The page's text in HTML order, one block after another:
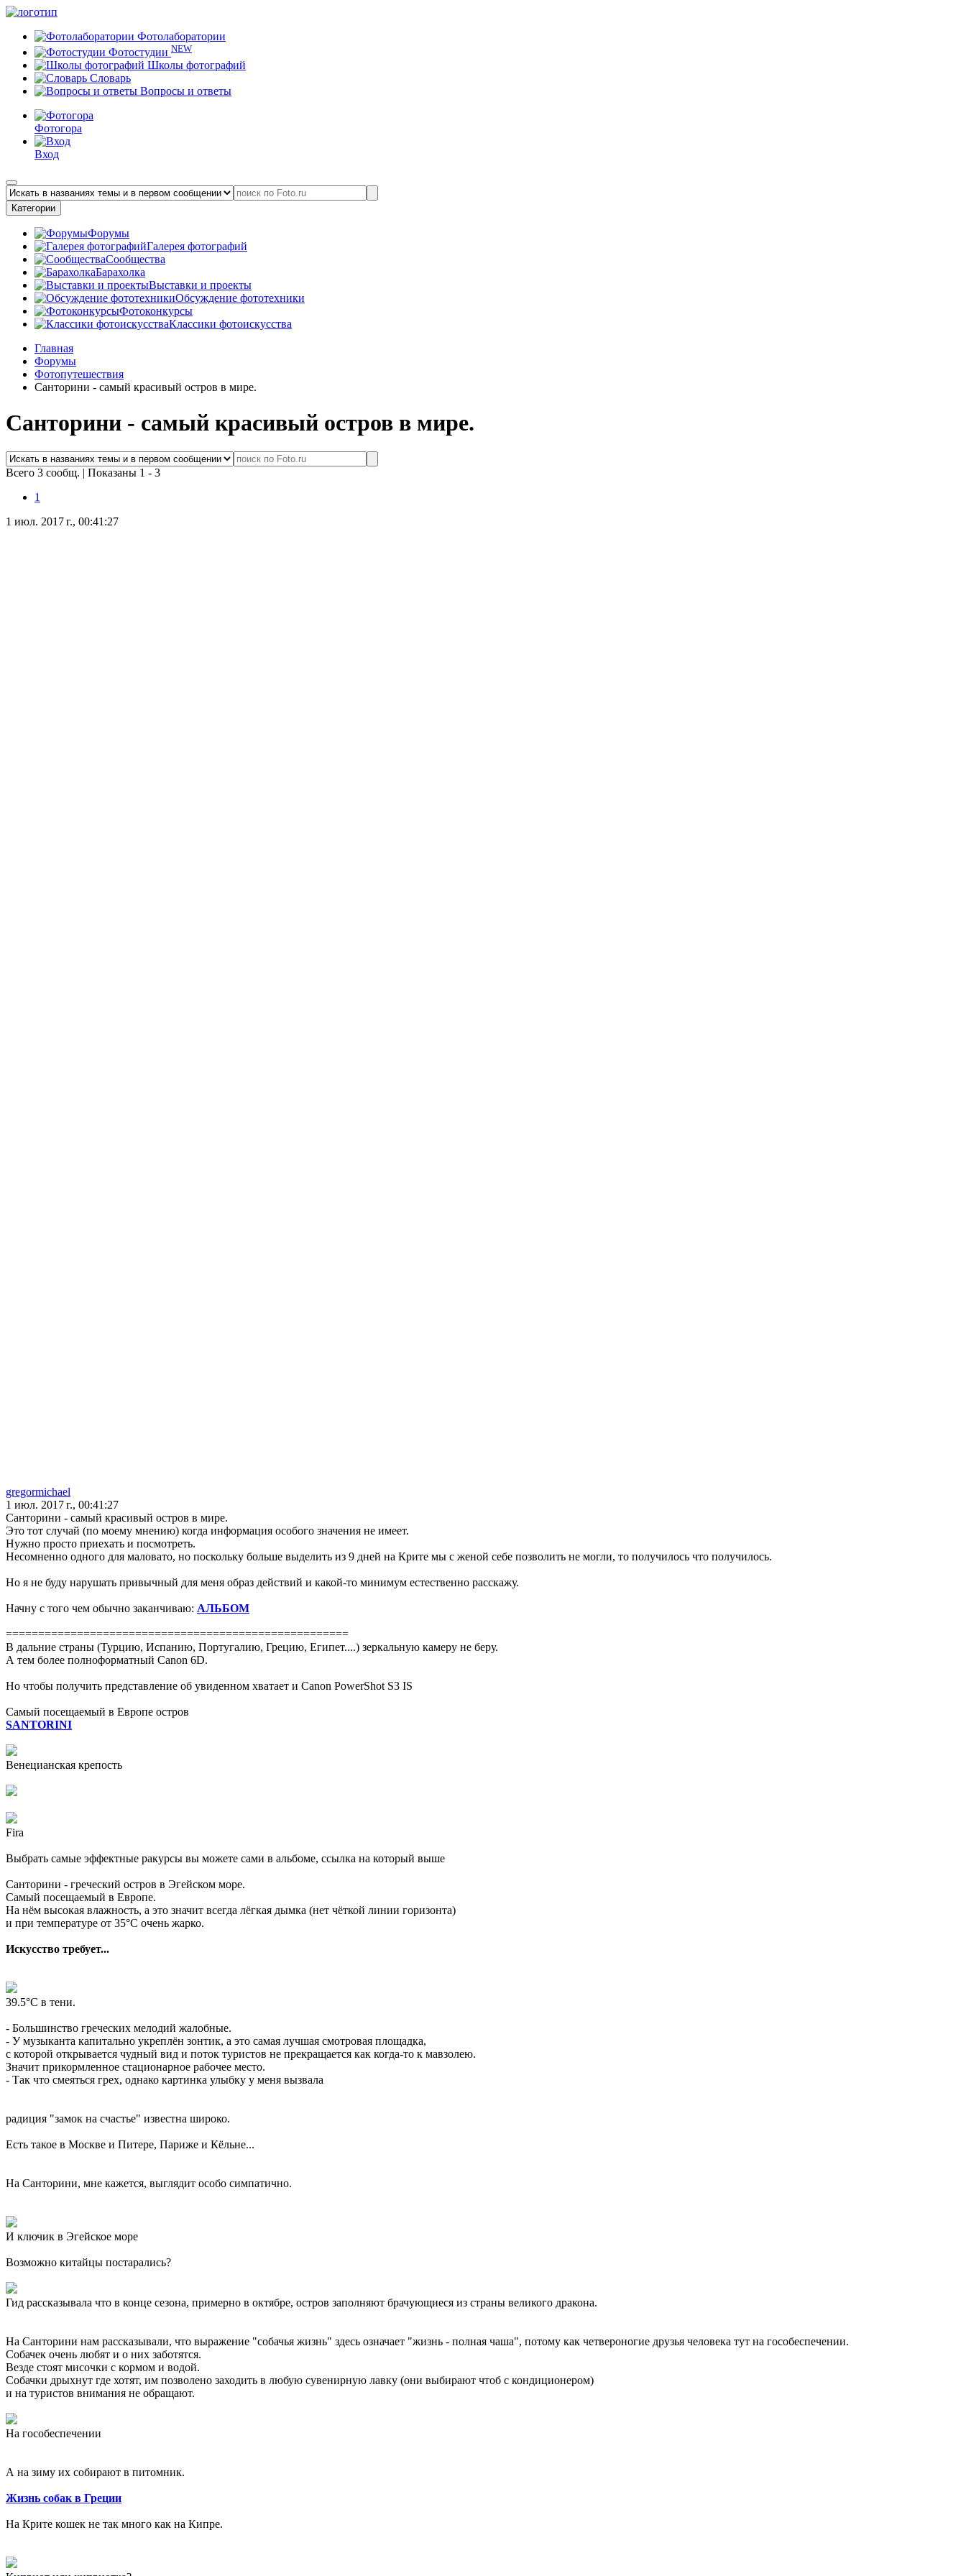
Фотолаборатории
Фотостудии NEW
Школы фотографий
Словарь
Вопросы и ответы
Фотогора
Вход
Категории
Форумы
Галерея фотографий
Сообщества
Барахолка
Выставки и проекты
Обсуждение фототехники
Фотоконкурсы
Классики фотоискусства
Главная
Форумы
Фотопутешествия
Санторини - самый красивый остров в мире.
Санторини - самый красивый остров в мире.
Всего 3 сообщ. | Показаны 1 - 3
1
1 июл. 2017 г., 00:41:27
gregormichael
1 июл. 2017 г., 00:41:27
Санторини - самый красивый остров в мире.
Это тот случай (по моему мнению) когда информация особого значения не имеет.
Нужно просто приехать и посмотреть.
Несомненно одного для маловато, но поскольку больше выделить из 9 дней на Крите мы с женой себе позволить не могли, то получилось что получилось.
Но я не буду нарушать привычный для меня образ действий и какой-то минимум естественно расскажу.
Начну с того чем обычно заканчиваю: АЛЬБОМ
=====================================================
В дальние страны (Турцию, Испанию, Португалию, Грецию, Египет....) зеркальную камеру не беру.
А тем более полноформатный Canon 6D.
Но чтобы получить представление об увиденном хватает и Canon PowerShot S3 IS
Cамый посещаемый в Европе остров
SANTORINI
Венецианская крепость
Fira
Выбрать самые эффектные ракурсы вы можете сами в альбоме, ссылка на который выше
Санторини - греческий остров в Эгейском море.
Самый посещаемый в Европе.
На нём высокая влажность, а это значит всегда лёгкая дымка (нет чёткой линии горизонта)
и при температуре от 35°C очень жарко.
Искусство требует...
39.5°C в тени.
- Большинство греческих мелодий жалобные.
- У музыканта капитально укреплён зонтик, а это самая лучшая смотровая площадка,
с которой открывается чудный вид и поток туристов не прекращается как когда-то к мавзолею.
Значит прикормленное стационарное рабочее место.
- Так что смеяться грех, однако картинка улыбку у меня вызвала
радиция "замок на счастье" известна широко.
Есть такое в Москве и Питере, Париже и Кёльне...
На Санторини, мне кажется, выглядит особо симпатично.
И ключик в Эгейское море
Возможно китайцы постарались?
Гид рассказывала что в конце сезона, примерно в октябре, остров заполняют брачующиеся из страны великого дракона.
На Санторини нам рассказывали, что выражение "собачья жизнь" здесь означает "жизнь - полная чаша", потому как четвероногие друзья человека тут на гособеспечении.
Собачек очень любят и о них заботятся.
Везде стоят мисочки с кормом и водой.
Собачки дрыхнут где хотят, им позволено заходить в любую сувенирную лавку (они выбирают чтоб с кондиционером)
и на туристов внимания не обращают.
На гособеспечении
А на зиму их собирают в питомник.
Жизнь собак в Греции
На Крите кошек не так много как на Кипре.